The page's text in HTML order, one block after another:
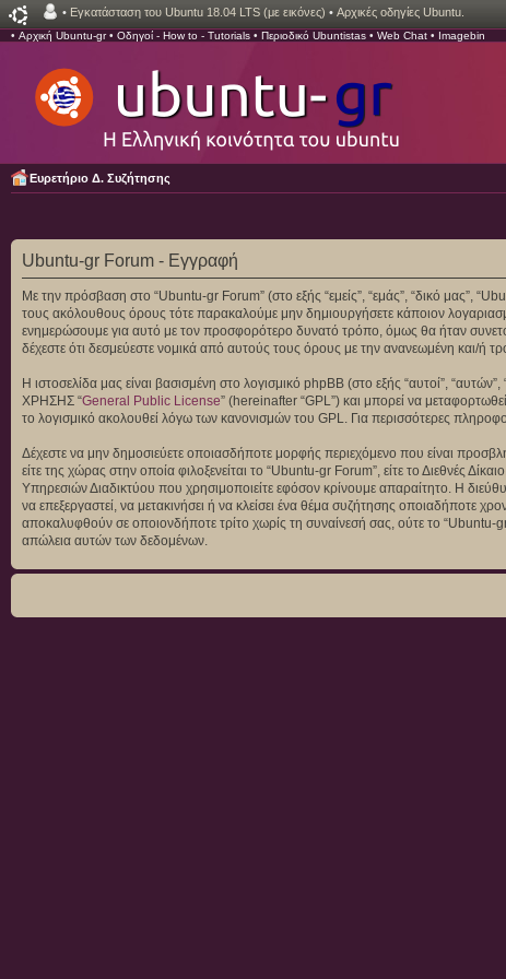
• Εγκατάσταση του Ubuntu 18.04 LTS (με εικόνες) • Αρχικές οδηγίες Ubuntu.
• Αρχική Ubuntu-gr• Οδηγοί - How to - Tutorials • Περιοδικό Ubuntistas • Web Chat • Imagebin
Ευρετήριο Δ. Συζήτησης
Ubuntu-gr Forum - Εγγραφή
Με την πρόσβαση στο “Ubuntu-gr Forum” (στο εξής “εμείς”, “εμάς”, “δικό μας”,
τους ακόλουθους όρους τότε παρακαλούμε μην δημιουργήσετε κάποιον
ενημερώσουμε για αυτό με τον προσφορότερο δυνατό τρόπο, όμως θα ήταν
δέχεστε ότι δεσμεύεστε νομικά από αυτούς τους όρους με την ανανεωμένη και/ή
Η ιστοσελίδα μας είναι βασισμένη στο λογισμικό phpBB (στο εξής “αυτοί”,
ΧΡΗΣΗΣ “General Public License” (hereinafter “GPL”) και μπορεί να
το λογισμικό ακολουθεί λόγω των κανονισμών του GPL. Για περισσότερες
Δέχεστε να μην δημοσιεύετε οποιασδήποτε μορφής περιεχόμενο που είναι
είτε της χώρας στην οποία φιλοξενείται το “Ubuntu-gr Forum”, είτε το Διεθνές
Υπηρεσιών Διαδικτύου που χρησιμοποιείτε εφόσον κρίνουμε απαραίτητο. Η
να επεξεργαστεί, να μετακινήσει ή να κλείσει ένα θέμα συζήτησης οποιαδήποτε
αποκαλυφθούν σε οποιονδήποτε τρίτο χωρίς τη συναίνεσή σας, ούτε το
απώλεια αυτών των δεδομένων.